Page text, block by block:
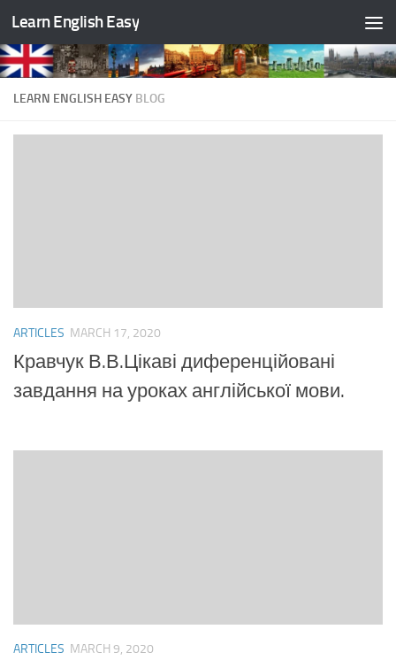
Skip to content
Learn English Easy
LEARN ENGLISH EASY BLOG
ARTICLES MARCH 17, 2020
Кравчук В.В.Цікаві диференційовані
завдання на уроках англійської мови.
ARTICLES MARCH 9, 2020